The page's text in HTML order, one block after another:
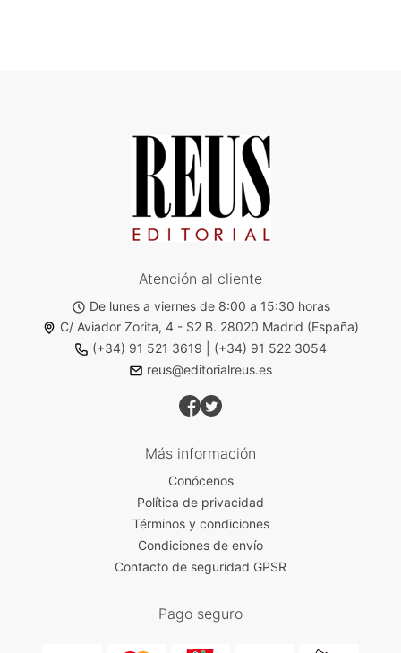
Atención al cliente
De lunes a viernes de 8:00 a 15:30 horas
C/ Aviador Zorita, 4 - S2 B. 28020 Madrid (España)
(+34) 91 521 3619
(+34) 91 522 3054
reus@editorialreus.es
Más información
Conócenos
Política de privacidad
Términos y condiciones
Condiciones de envío
Contacto de seguridad GPSR
Pago seguro